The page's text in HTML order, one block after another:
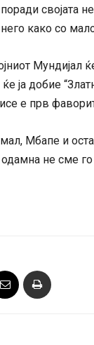
својата
како со
Мундијал
ја добие
е прв
Мбапе и
не сме